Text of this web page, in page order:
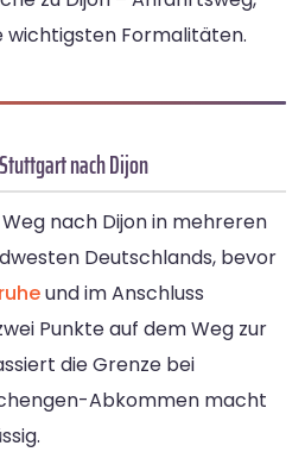
wichtigsten Formalitäten.
nach Dijon
nach Dijon in mehreren
Deutschlands, bevor
und im Anschluss
Punkte auf dem Weg zur
die Grenze bei
Abkommen macht